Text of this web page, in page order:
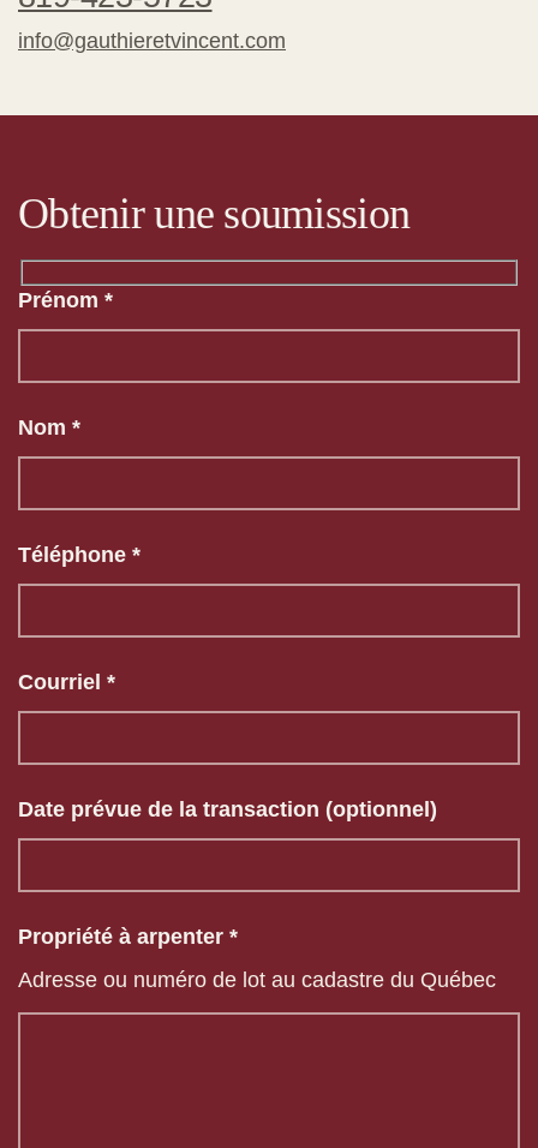
info@gauthieretvincent.com
Obtenir une soumission
Prénom *
Nom *
Téléphone *
Courriel *
Date prévue de la transaction (optionnel)
Propriété à arpenter *
Adresse ou numéro de lot au cadastre du Québec